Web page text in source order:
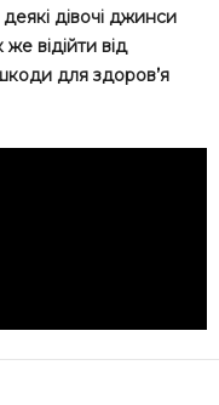
дівочі джинси
відійти від
для здоров’я